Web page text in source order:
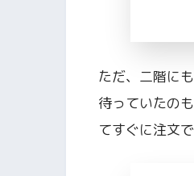
ただ、二階に
待っていたの
てすぐに注文